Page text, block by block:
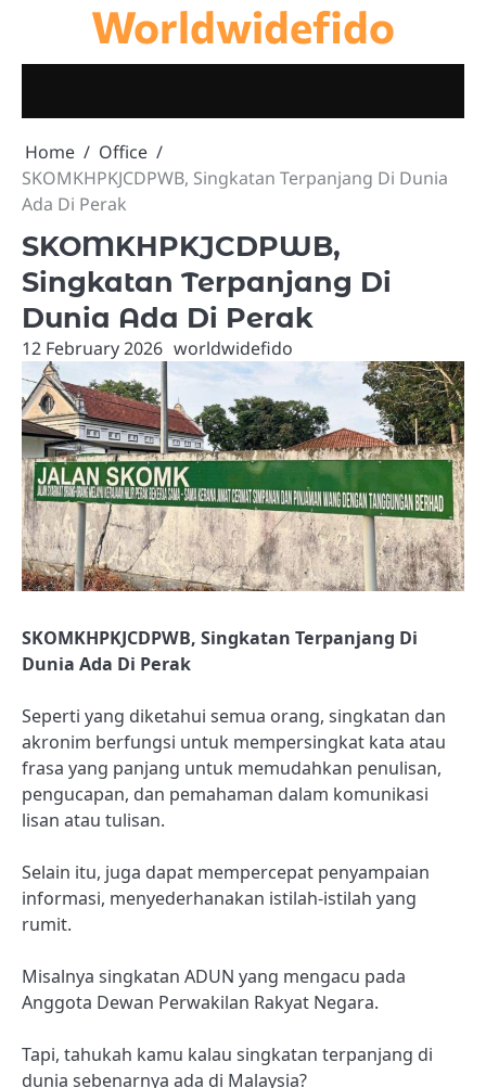
content
Worldwidefido
Home
Office
SKOMKHPKJCDPWB, Singkatan Terpanjang Di Dunia
Ada Di Perak
SKOMKHPKJCDPWB,
Singkatan Terpanjang Di
Dunia Ada Di Perak
12 February 2026 worldwidefido
SKOMKHPKJCDPWB, Singkatan Terpanjang Di
Dunia Ada Di Perak
Seperti yang diketahui semua orang, singkatan dan
akronim berfungsi untuk mempersingkat kata atau
frasa yang panjang untuk memudahkan penulisan,
pengucapan, dan pemahaman dalam komunikasi
lisan atau tulisan.
Selain itu, juga dapat mempercepat penyampaian
informasi, menyederhanakan istilah-istilah yang
rumit.
Misalnya singkatan ADUN yang mengacu pada
Anggota Dewan Perwakilan Rakyat Negara.
Tapi, tahukah kamu kalau singkatan terpanjang di
dunia sebenarnya ada di Malaysia?